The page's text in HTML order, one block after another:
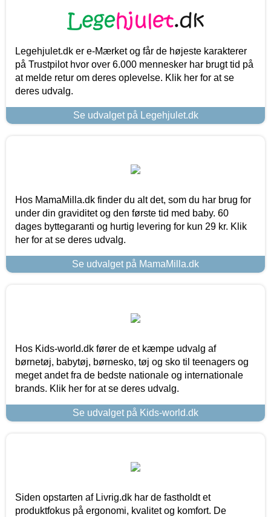
Legehjulet.dk er e-Mærket og får de højeste karakterer
på Trustpilot hvor over 6.000 mennesker har brugt tid på
at melde retur om deres oplevelse. Klik her for at se
deres udvalg.
Se udvalget på Legehjulet.dk
Hos MamaMilla.dk finder du alt det, som du har brug for
under din graviditet og den første tid med baby. 60
dages byttegaranti og hurtig levering for kun 29 kr. Klik
her for at se deres udvalg.
Se udvalget på MamaMilla.dk
Hos Kids-world.dk fører de et kæmpe udvalg af
børnetøj, babytøj, børnesko, tøj og sko til teenagers og
meget andet fra de bedste nationale og internationale
brands. Klik her for at se deres udvalg.
Se udvalget på Kids-world.dk
Siden opstarten af Livrig.dk har de fastholdt et
produktfokus på ergonomi, kvalitet og komfort. De